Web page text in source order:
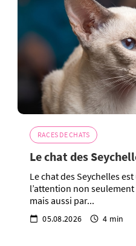
RACES DE CHATS
Le chat des
Le chat des Seychelles
l’attention non
mais aussi par...
05.08.2026 4 min